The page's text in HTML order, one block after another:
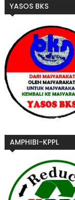
YASOS BKS
AMPHIBI-KPPL